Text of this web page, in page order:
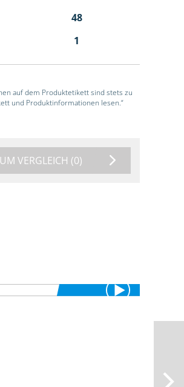
48
1
auf dem Produktetikett sind stets zu
und Produktinformationen lesen.“
VERGLEICH (0)